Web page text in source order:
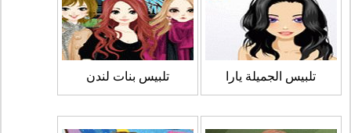
تلبيس الجميلة يارا تلبيس بنات لندن